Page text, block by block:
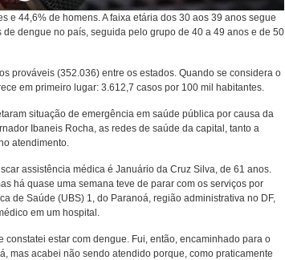
e 44,6% de homens. A faixa etária dos 30 aos 39 anos segue
dengue no país, seguida pelo grupo de 40 a 49 anos e de 50
prováveis (352.036) entre os estados. Quando se considera o
em primeiro lugar: 3.612,7 casos por 100 mil habitantes.
situação de emergência em saúde pública por causa da
Ibaneis Rocha, as redes de saúde da capital, tanto a
atendimento.
assistência médica é Januário da Cruz Silva, de 61 anos.
há quase uma semana teve de parar com os serviços por
de Saúde (UBS) 1, do Paranoá, região administrativa no DF,
em um hospital.
constatei estar com dengue. Fui, então, encaminhado para o
mas acabei não sendo atendido porque, como praticamente